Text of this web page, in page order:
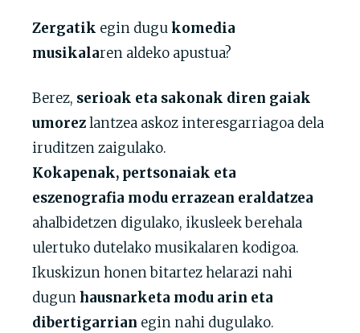
Zergatik egin dugukomedia
musikalaren aldeko apustua?
Berez, serioak eta sakonak diren gaiak
umorezlantzea askoz interesgarriagoa dela
iruditzen zaigulako.
Kokapenak, pertsonaiak eta
eszenografia modu errazean eraldatzea
ahalbidetzen digulako, ikusleek berehala
ulertuko dutelako musikalaren kodigoa.
Ikuskizun honen bitartez helarazi nahi
dugunhausnarketa modu arin eta
dibertigarrian egin nahi dugulako.